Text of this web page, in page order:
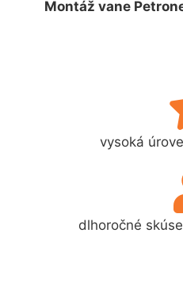
Montáž vane
vysoká
dlhoročné